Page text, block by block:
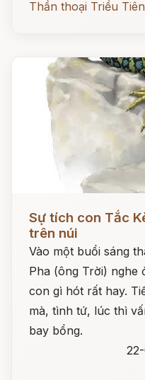
Thần thoại Triều Tiên
Sự tích con Tắc
trên núi
Vào một buổi sáng
Pha (ông Trời) nghe
con gì hót rất hay.
mà, tình tứ, lúc thì
bay bổng.